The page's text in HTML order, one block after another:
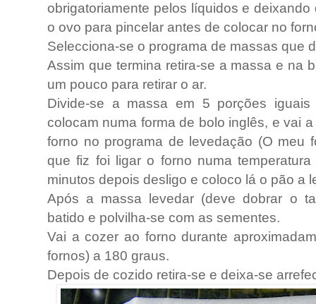
obrigatoriamente pelos líquidos e
o ovo para pincelar antes de colocar no
Selecciona-se o programa de massas que
Assim que termina retira-se a massa e na
um pouco para retirar o ar.
Divide-se a massa em 5 porções
colocam numa forma de bolo inglês, e vai
forno no programa de levedação (O meu
que fiz foi ligar o forno numa
minutos depois desligo e coloco lá o pão a
Após a massa levedar (deve dobrar o
batido e polvilha-se com as sementes.
Vai a cozer ao forno durante
fornos) a 180 graus.
Depois de cozido retira-se e deixa-se